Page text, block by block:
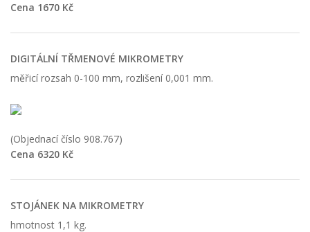
Cena 1670 Kč
DIGITÁLNÍ TŘMENOVÉ MIKROMETRY
měřicí rozsah 0-100 mm, rozlišení 0,001 mm.
(Objednací číslo 908.767)
Cena 6320 Kč
STOJÁNEK NA MIKROMETRY
hmotnost 1,1 kg.